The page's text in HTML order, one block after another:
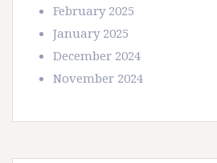
February 2025
January 2025
December 2024
November 2024